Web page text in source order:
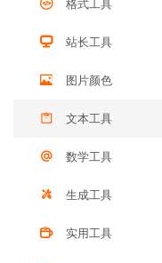
格式工具
站长工具
图片颜色
文本工具
数学工具
生成工具
实用工具